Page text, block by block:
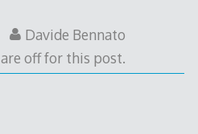
Davide Bennato
off for this post.